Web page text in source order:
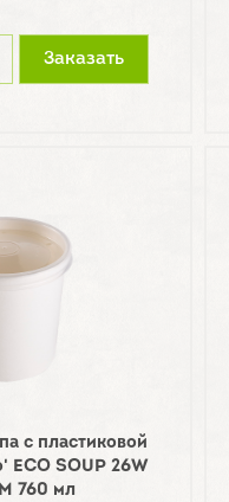
Заказать
с пластиковой
ECO SOUP 26W
760 мл